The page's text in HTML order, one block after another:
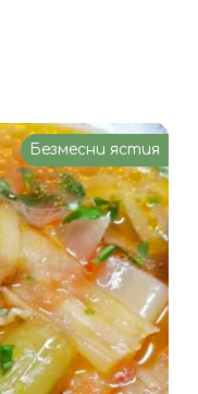
Безмесни ястия